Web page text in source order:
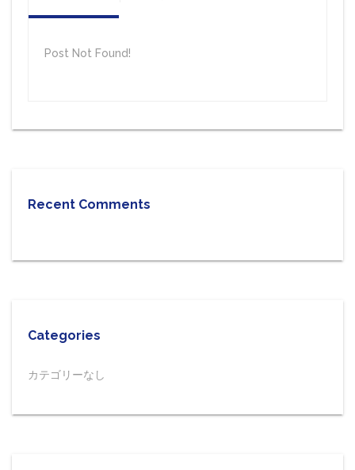
Post Not Found!
Recent Comments
Categories
カテゴリーなし